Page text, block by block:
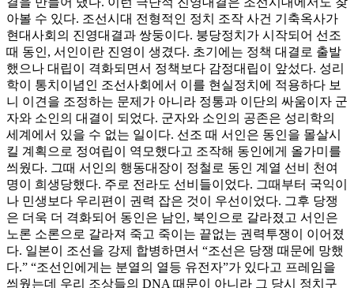
아볼 수 있다. 조선시대 전형적인 정치 조작 사건 기축옥사가
현대사회의 진영대결과 쌍둥이다. 붕당정치가 시작되어 선조
때 동인, 서인이란 진영이 생겼다. 초기에는 정책 대결로 출발
했으나 대립이 격화되면서 정책보다 감정대립이 앞섰다. 성리
학이 통치이념인 조선사회에서 이를 현실정치에 적용하다 보
니 이견을 조정하는 문제가 아니라 정통과 이단의 싸움이자 군
자와 소인의 대결이 되었다. 군자와 소인의 공존은 성리학의
세계에서 있을 수 없는 일이다. 선조 때 서인은 동인을 몰살시
킬 계획으로 정여립이 역모했다고 조작해 동인에게 올가미를
씌웠다. 그때 서인의 행동대장이 정철로 동인 계열 선비 천여
명이 희생당했다. 주로 전라도 선비들이었다. 그때부터 국익이
나 민생보다 우리편이 권력 잡은 것이 우선이었다. 그후 당쟁
은 더욱 더 격화되어 동인은 남인, 북인으로 갈라졌고 서인은
노론 소론으로 갈라져 죽고 죽이는 끝없는 권력투쟁이 이어졌
다. 일본이 조선을 강제 합병하면서 “조선은 당쟁 때문에 망했
다.” “조선인에게는 분열의 열등 유전자”가 있다고 프레임을
씌웠는데 우리 조상들의 DNA 때문이 아니라 그 당시 정치구